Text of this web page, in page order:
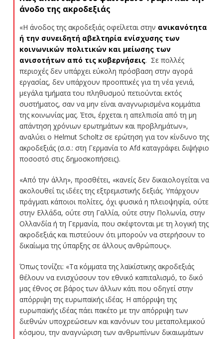
άνοδο της ακροδεξιάς
«Η άνοδος της ακροδεξιάς οφείλεται στην ανικανότητα
ή την συνειδητή αβελτηρία ενίσχυσης των
κοινωνικών πολιτικών και μείωσης των
ανισοτήτων από τις κυβερνήσεις. Σε πολλές
περιοχές δεν υπάρχει εύκολη πρόσβαση στην αγορά
εργασίας, δεν υπάρχουν προοπτικές για τη νέα γενιά,
μεγάλα τμήματα του πληθυσμού πετιούνται εκτός
συστήματος, σαν να μην είναι αναγνωρισμένα κομμάτια
της κοινωνίας μας. Έτσι, έρχεται η απελπισία από τη μη
απάντηση χρόνιων ερωτημάτων και προβλημάτων»,
αναλύει ο Helmut Scholtz σε ερώτηση για τον κίνδυνο της
ακροδεξιάς (σ.σ.: στη Γερμανία το Afd καταγράφει διψήφιο
ποσοστό στις δημοσκοπήσεις).
«Από την άλλη», προσθέτει, «κανείς δεν δικαιολογείται να
ακολουθεί τις ιδέες της εξτρεμιστικής δεξιάς. Υπάρχουν
πράγματι κάποιοι πολίτες, όχι φυσικά η πλειοψηφία, ούτε
στην Ελλάδα, ούτε στη Γαλλία, ούτε στην Πολωνία, στην
Ολλανδία ή τη Γερμανία, που σκέφτονται με τη λογική της
ακροδεξιάς και πιστεύουν ότι μπορούν να στερήσουν το
δικαίωμα της ύπαρξης σε άλλους ανθρώπους».
Όπως τονίζει: «Τα κόμματα της λαϊκίστικης ακροδεξιάς
θέλουν να ενισχύσουν τον εθνικό καπιταλισμό, το δικό
μας έθνος σε βάρος των άλλων κάτι που οδηγεί στην
απόρριψη της ευρωπαϊκής ιδέας. Η απόρριψη της
ευρωπαϊκής ιδέας πάει πακέτο με την απόρριψη των
διεθνών υποχρεώσεων και κανόνων του μεταπολεμικού
κόσμου, την αναγνώριση των ανθρωπίνων δικαιωμάτων